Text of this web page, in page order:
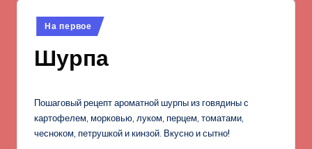
Опубликовано
в
На первое
Шурпа
Пошаговый рецепт ароматной шурпы из говядины с
картофелем, морковью, луком, перцем, томатами,
чесноком, петрушкой и кинзой. Вкусно и сытно!